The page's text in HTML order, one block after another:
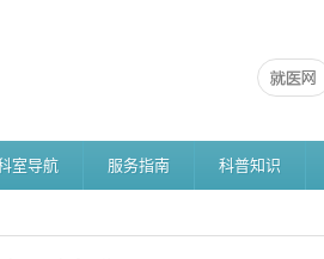
室导航 服务指南 科普知识